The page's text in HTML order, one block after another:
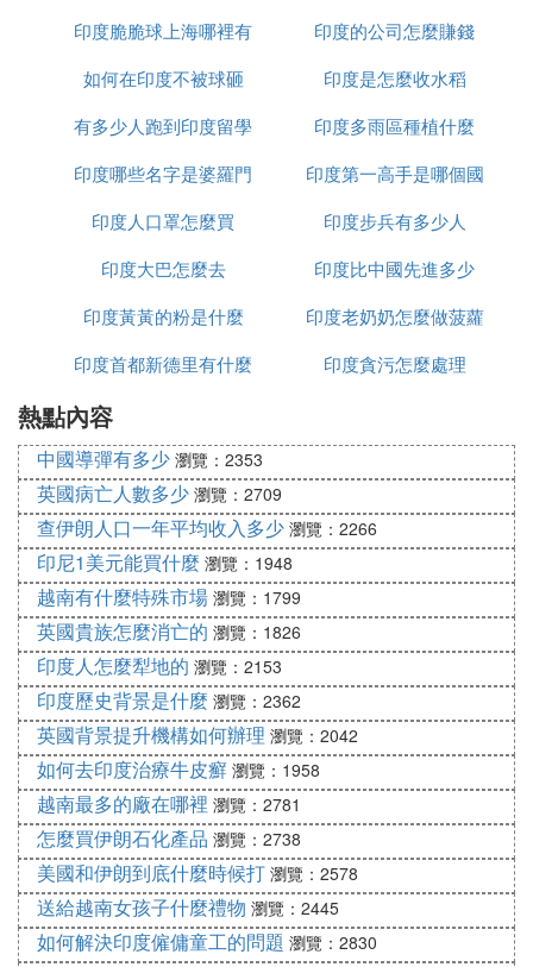
saya=我 dia/beliau=她/他 mereka=他們 kami/kita=我
們/大家 kamu=你們/你
atuk=爺爺 nenek=奶奶.....
D. 印度打招呼怎麼說翻譯
問題一：我想和印度鄰居打招呼，我該怎麼說？ 印
度人絕大多數是英語，用英語就行了，如果不是印度
卡。。。。。。樓上各位神童看來認為人妖已經跨出
泰國，走向世界了，你讓印度人民情何以堪
問題二：孟加拉，巴基斯坦，印度 當地語言的你好
及再見怎麼說？ 孟加拉 和巴基斯坦都為 *** 國家，
所以見面打招呼一般為「ASALAMUALIKUM,啊色拉
姆哇里庫姆」 再見一般為「KUODAHOFIS 闊達夯費
斯」
印度分位印度和 *** 兩大教， *** 可採用上面方式，
印度教和印度一般人一般都可以說HELLO， 再見AP
DEIGEI 啊潑 地KEI
當然，他們都是英國曾經殖民地， HELLO ,BYEBYE
都通用，不過你用上面會增加親近感。
問題三：印度打招呼是雙手合起來，中國古代禮儀怎
麼打招呼？ 抱拳行禮
問題四：中國、印度、美國年輕人打招呼時說的話
中國人：嘿嘿，哇塞，好久不見啦，幹嘛去啦~~
美國人：hey, what's up bro/man?
hey, e, how's you功 day?
hey, how do you up to?
印度脆脆球上海哪裡有
印度的公司怎麼賺錢
如何在印度不被球砸
印度是怎麼收水稻
有多少人跑到印度留學
印度多雨區種植什麼
印度哪些名字是婆羅門
種姓
印度第一高手是哪個國
家
印度人口罩怎麼買
印度步兵有多少人
印度大巴怎麼去
印度比中國先進多少
印度黃黃的粉是什麼
印度老奶奶怎麼做菠蘿
印度首都新德里有什麼
印度貪污怎麼處理
熱點內容
中國導彈有多少 瀏覽：2353
英國病亡人數多少 瀏覽：2709
查伊朗人口一年平均收入多少 瀏覽：2266
印尼1美元能買什麼 瀏覽：1948
越南有什麼特殊市場 瀏覽：1799
英國貴族怎麼消亡的 瀏覽：1826
印度人怎麼犁地的 瀏覽：2153
印度歷史背景是什麼 瀏覽：2362
英國背景提升機構如何辦理 瀏覽：2042
如何去印度治療牛皮癬 瀏覽：1958
越南最多的廠在哪裡 瀏覽：2781
怎麼買伊朗石化產品 瀏覽：2738
美國和伊朗到底什麼時候打 瀏覽：2578
送給越南女孩子什麼禮物 瀏覽：2445
如何解決印度僱傭童工的問題 瀏覽：2830